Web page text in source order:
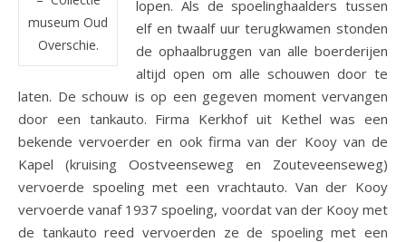
museum Oud
Overschie.
lopen. Als de spoelinghaalders tussen
elf en twaalf uur terugkwamen stonden
de ophaalbruggen van alle boerderijen
altijd open om alle schouwen door te
laten. De schouw is op een gegeven moment vervangen
door een tankauto. Firma Kerkhof uit Kethel was een
bekende vervoerder en ook firma van der Kooy van de
Kapel (kruising Oostveenseweg en Zouteveenseweg)
vervoerde spoeling met een vrachtauto. Van der Kooy
vervoerde vanaf 1937 spoeling, voordat van der Kooy met
de tankauto reed vervoerden ze de spoeling met een